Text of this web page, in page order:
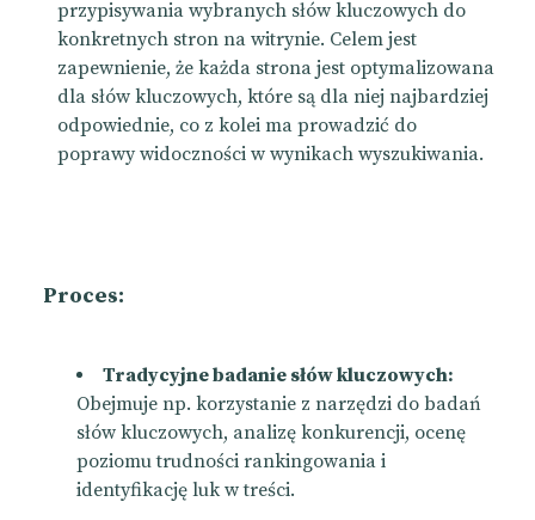
przypisywania wybranych słów kluczowych do
konkretnych stron na witrynie. Celem jest
zapewnienie, że każda strona jest optymalizowana
dla słów kluczowych, które są dla niej najbardziej
odpowiednie, co z kolei ma prowadzić do
poprawy widoczności w wynikach wyszukiwania.
Proces:
Tradycyjne badanie słów kluczowych:
Obejmuje np. korzystanie z narzędzi do badań
słów kluczowych, analizę konkurencji, ocenę
poziomu trudności rankingowania i
identyfikację luk w treści.